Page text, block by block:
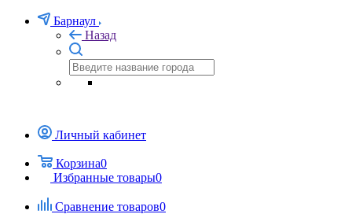
Барнаул
Назад
Личный кабинет
Корзина0
Избранные товары0
Сравнение товаров0